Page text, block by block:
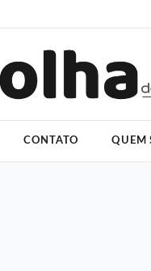
CONTATO QUEM